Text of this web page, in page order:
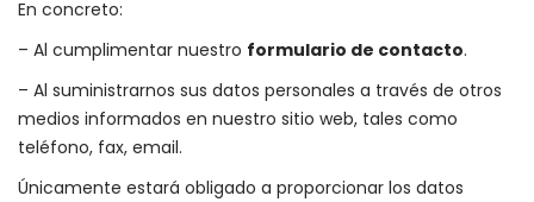
En concreto:
– Al cumplimentar nuestro formulario de contacto.
– Al suministrarnos sus datos personales a través de otros
medios informados en nuestro sitio web, tales como
teléfono, fax, email.
Únicamente estará obligado a proporcionar los datos